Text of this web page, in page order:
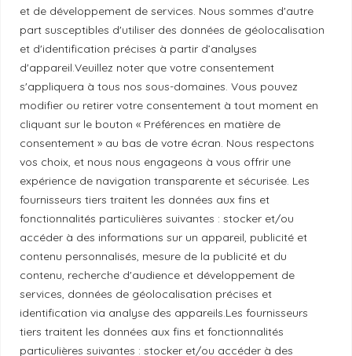
et de développement de services. Nous sommes d'autre
part susceptibles d'utiliser des données de géolocalisation
et d'identification précises à partir d’analyses
d'appareil.Veuillez noter que votre consentement
s'appliquera à tous nos sous-domaines. Vous pouvez
modifier ou retirer votre consentement à tout moment en
cliquant sur le bouton « Préférences en matière de
consentement » au bas de votre écran. Nous respectons
vos choix, et nous nous engageons à vous offrir une
expérience de navigation transparente et sécurisée. Les
fournisseurs tiers traitent les données aux fins et
fonctionnalités particulières suivantes : stocker et/ou
accéder à des informations sur un appareil, publicité et
contenu personnalisés, mesure de la publicité et du
contenu, recherche d'audience et développement de
services, données de géolocalisation précises et
identification via analyse des appareils.Les fournisseurs
tiers traitent les données aux fins et fonctionnalités
particulières suivantes : stocker et/ou accéder à des
Politique de confidentialité
Principes de publication
Politique de correction
Politique de diversité
Politique éthique
Reconnaissance du territoire
Local Market, marque portée par la société Les